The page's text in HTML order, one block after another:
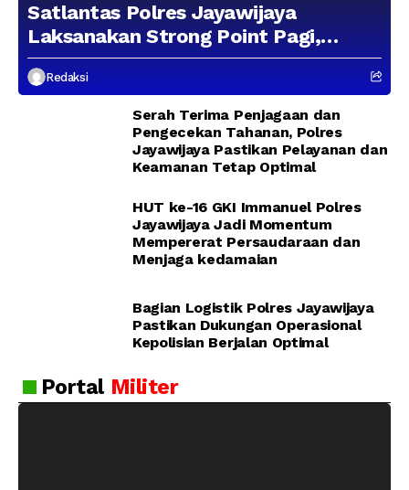
Satlantas Polres Jayawijaya
Laksanakan Strong Point Pagi,
Edukasi Pengendara dengan
Pendekatan Humanis
Redaksi
Serah Terima Penjagaan dan
Pengecekan Tahanan, Polres
Jayawijaya Pastikan Pelayanan dan
Keamanan Tetap Optimal
HUT ke-16 GKI Immanuel Polres
Jayawijaya Jadi Momentum
Mempererat Persaudaraan dan
Menjaga kedamaian
Bagian Logistik Polres Jayawijaya
Pastikan Dukungan Operasional
Kepolisian Berjalan Optimal
Portal Militer